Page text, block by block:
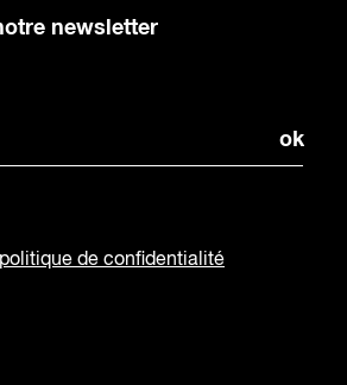
newsletter
politique de confidentialité